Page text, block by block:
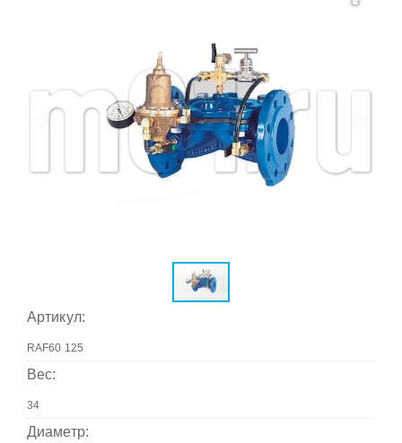
Артикул:
Вес:
Диаметр: